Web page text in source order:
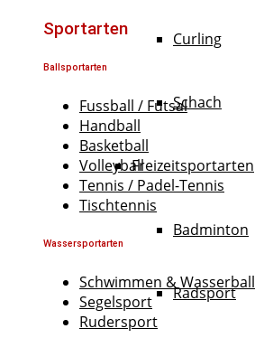
Curling
Schach
Freizeitsportarten
Badminton
Radsport
Sportarten
Ballsportarten
Fussball / Futsal
Handball
Basketball
Volleyball
Tennis / Padel-Tennis
Tischtennis
Wassersportarten
Schwimmen & Wasserball
Segelsport
Rudersport